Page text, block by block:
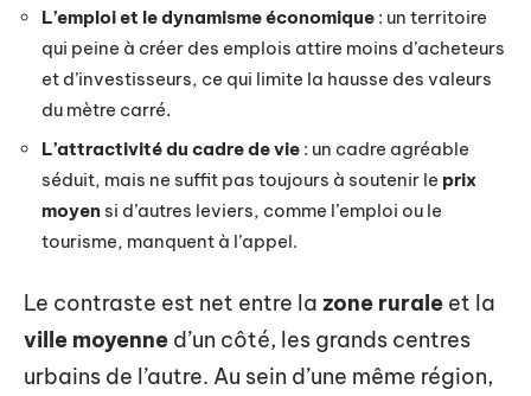
L’emploi et le dynamisme économique : un territoire
qui peine à créer des emplois attire moins d’acheteurs
et d’investisseurs, ce qui limite la hausse des valeurs
du mètre carré.
L’attractivité du cadre de vie : un cadre agréable
séduit, mais ne suffit pas toujours à soutenir le prix
moyen si d’autres leviers, comme l’emploi ou le
tourisme, manquent à l’appel.
Le contraste est net entre la zone rurale et la
ville moyenne d’un côté, les grands centres
urbains de l’autre. Au sein d’une même région,